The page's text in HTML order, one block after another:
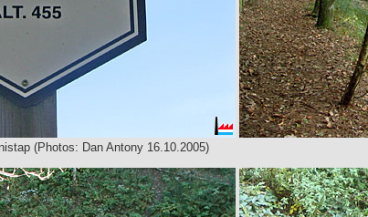
(Photos: Dan Antony 16.10.2005)